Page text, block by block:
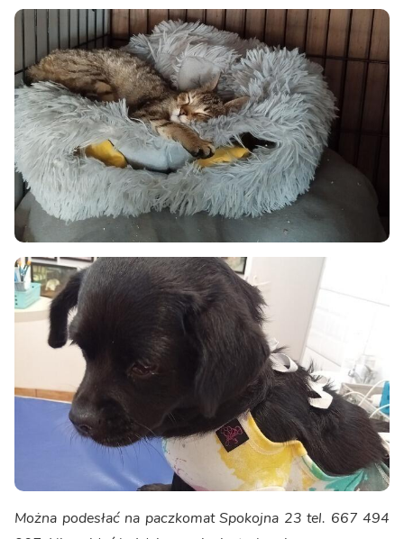
Można podesłać na paczkomat Spokojna 23 tel. 667 494